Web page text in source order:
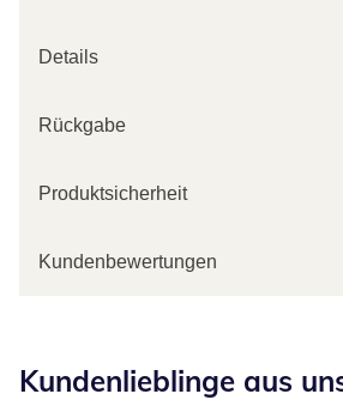
Details
Rückgabe
Produktsicherheit
Kundenbewertungen
Kundenlieblinge aus